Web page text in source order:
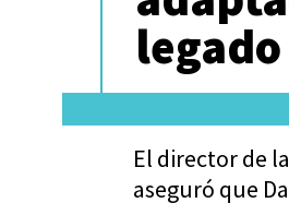
El director de
aseguró que